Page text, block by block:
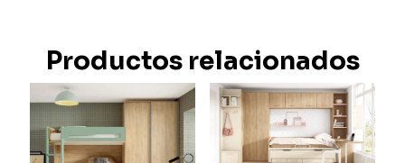
Productos relacionados